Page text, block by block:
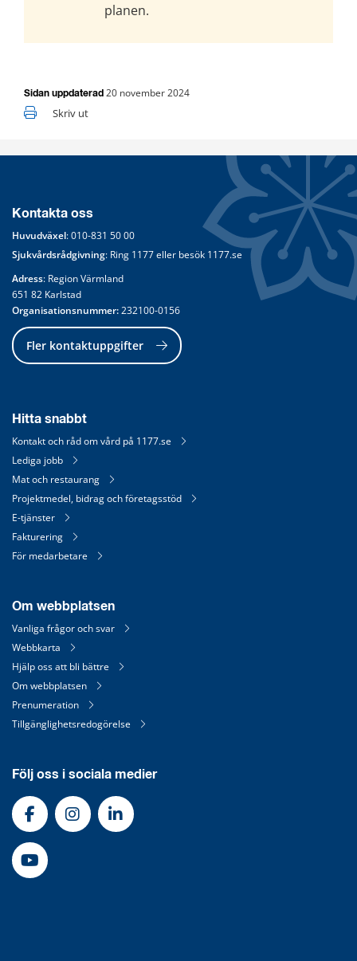
planen.
Sidan uppdaterad 20 november 2024
Skriv ut
Kontakta oss
Huvudväxel: 010-831 50 00
Sjukvårdsrådgivning: Ring 1177 eller besök 1177.se
Adress: Region Värmland
651 82 Karlstad
Organisationsnummer: 232100-0156
Fler kontaktuppgifter
Hitta snabbt
Kontakt och råd om vård på 1177.se
Lediga jobb
Mat och restaurang
Projektmedel, bidrag och företagsstöd
E-tjänster
Fakturering
För medarbetare
Om webbplatsen
Vanliga frågor och svar
Webbkarta
Hjälp oss att bli bättre
Om webbplatsen
Prenumeration
Tillgänglighetsredogörelse
Följ oss i sociala medier